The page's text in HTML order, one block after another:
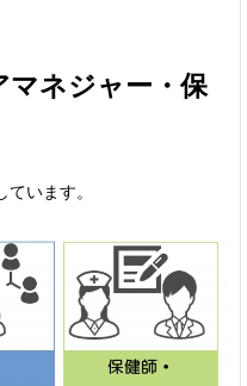
マネジャー・保
ています。